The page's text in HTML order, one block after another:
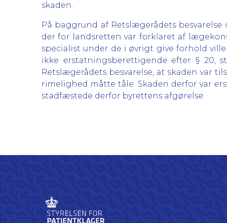
skaden.
På baggrund af Retslægerådets
der for landsretten var forklaret af
specialist under de i øvrigt give forhold
ikke erstatningsberettigende efter § 20,
Retslægerådets besvarelse, at skaden var
rimelighed måtte tåle. Skaden derfor var
stadfæstede derfor byrettens afgørelse.